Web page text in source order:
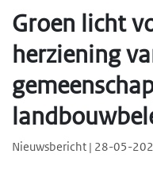
Groen licht
herziening
Nieuwsbericht | 28-05-